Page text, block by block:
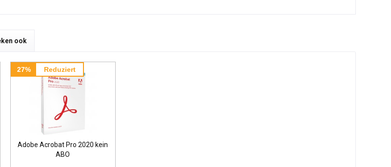
ook
27% Reduziert
Adobe Acrobat Pro 2020 kein
ABO